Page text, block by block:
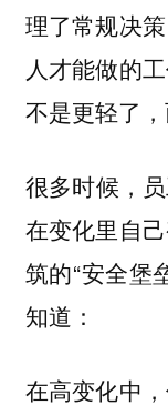
理了常规决
人才能做的
不是更轻了
很多时候，
在变化里自
筑的“安全堡
知道：
在高变化中